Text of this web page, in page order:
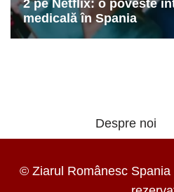
Despre noi
© Ziarul Românesc Spania